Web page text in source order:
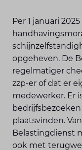
Per 1 januari
opgeheven. De
regelmatiger
zzp-er of dat er
medewerker. Er
plaatsvinden.
Belastingdienst
ook met